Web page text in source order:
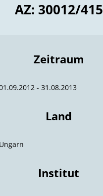
AZ: 30012/415
Zeitraum
- 31.08.2013
Land
Ungarn
Institut